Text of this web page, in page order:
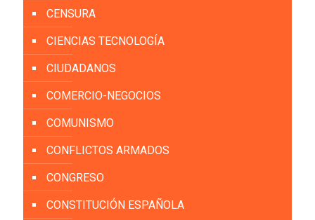
CENSURA
CIENCIAS TECNOLOGÍA
CIUDADANOS
COMERCIO-NEGOCIOS
COMUNISMO
CONFLICTOS ARMADOS
CONGRESO
CONSTITUCIÓN ESPAÑOLA